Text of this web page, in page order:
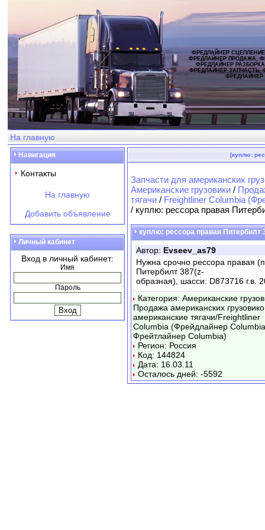
ФРЕДЛАЙНЕР
ФРЕДЛАЙНЕР ПРОДАЖА,
ФРЕДЛАЙНЕР
ФРЕДЛАЙНЕР ЗАПЧАСТЬ,
ФРЕДЛАЙНЕР
На главную
Навигация
Контакты
На главную
Добавить объявление
Личный кабинет
Вход в личный кабинет:
Имя
Пароль
[куплю:
Запчасти для американских
Американские грузовики /
тягачи / Freightliner Columbia
/ куплю: рессора правая
куплю: рессора правая Питербилт
Автор: Evseev_as79
Нужна срочно рессора правая
Питербилт 387(z-
образная), шасси: D873716 г.в.
Категория: Американские
Продажа американских
американские тягачи/Freightliner
Columbia (Фрейдлайнер
Фрейтлайнер Columbia)
Регион: Россия
Код: 144824
Дата: 16.03.11
Осталось дней: -5592